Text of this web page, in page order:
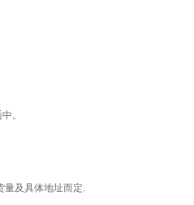
。
量及具体地址而定.